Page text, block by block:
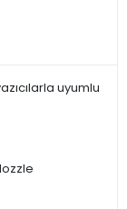
uyumlu